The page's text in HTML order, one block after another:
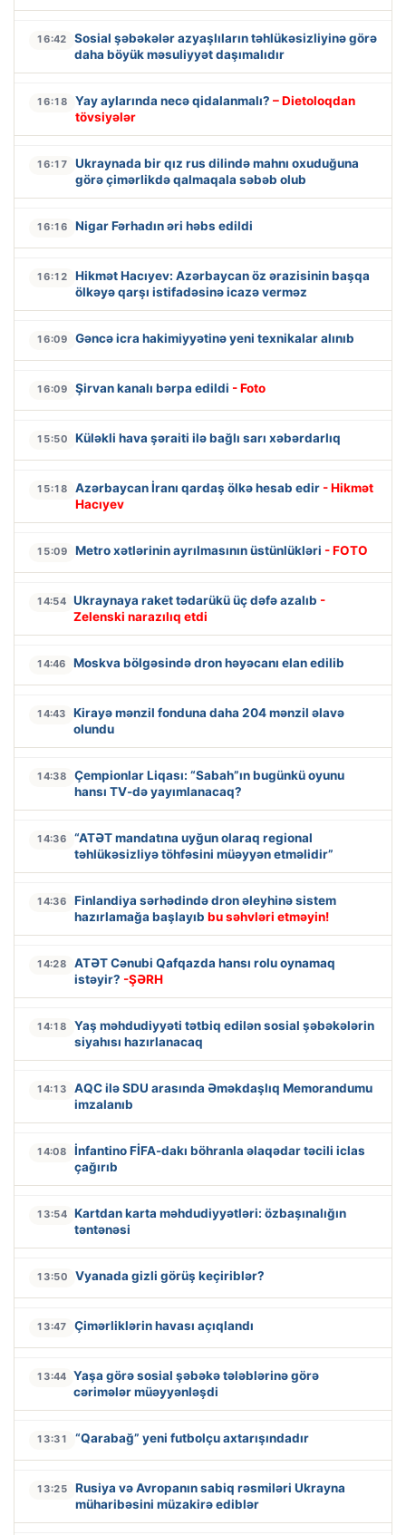
16:42
Sosial şəbəkələr azyaşlıların təhlükəsizliyinə görə
daha böyük məsuliyyət daşımalıdır
16:18 Yay aylarında necə qidalanmalı? – Dietoloqdan
tövsiyələr
16:17
Ukraynada bir qız rus dilində mahnı oxuduğuna
görə çimərlikdə qalmaqala səbəb olub
16:16 Nigar Fərhadın əri həbs edildi
16:12
Hikmət Hacıyev: Azərbaycan öz ərazisinin başqa
ölkəyə qarşı istifadəsinə icazə verməz
16:09 Gəncə icra hakimiyyətinə yeni texnikalar alınıb
16:09 Şirvan kanalı bərpa edildi - Foto
15:50 Küləkli hava şəraiti ilə bağlı sarı xəbərdarlıq
15:18 Azərbaycan İranı qardaş ölkə hesab edir - Hikmət
Hacıyev
15:09 Metro xətlərinin ayrılmasının üstünlükləri - FOTO
14:54 Ukraynaya raket tədarükü üç dəfə azalıb -
Zelenski narazılıq etdi
14:46 Moskva bölgəsində dron həyəcanı elan edilib
14:43
Kirayə mənzil fonduna daha 204 mənzil əlavə
olundu
14:38
Çempionlar Liqası: “Sabah”ın bugünkü oyunu
hansı TV-də yayımlanacaq?
14:36
“ATƏT mandatına uyğun olaraq regional
təhlükəsizliyə töhfəsini müəyyən etməlidir”
14:36
Finlandiya sərhədində dron əleyhinə sistem
hazırlamağa başlayıb bu səhvləri etməyin!
14:28
ATƏT Cənubi Qafqazda hansı rolu oynamaq
istəyir? -ŞƏRH
14:18
Yaş məhdudiyyəti tətbiq edilən sosial şəbəkələrin
siyahısı hazırlanacaq
14:13
AQC ilə SDU arasında Əməkdaşlıq Memorandumu
imzalanıb
14:08
İnfantino FİFA-dakı böhranla əlaqədar təcili iclas
çağırıb
13:54 Kartdan karta məhdudiyyətləri: özbaşınalığın
təntənəsi
13:50 Vyanada gizli görüş keçiriblər?
13:47 Çimərliklərin havası açıqlandı
13:44 Yaşa görə sosial şəbəkə tələblərinə görə
cərimələr müəyyənləşdi
13:31 “Qarabağ” yeni futbolçu axtarışındadır
13:25
Rusiya və Avropanın sabiq rəsmiləri Ukrayna
müharibəsini müzakirə ediblər